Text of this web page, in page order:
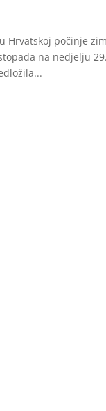
počinje
na nedjelju